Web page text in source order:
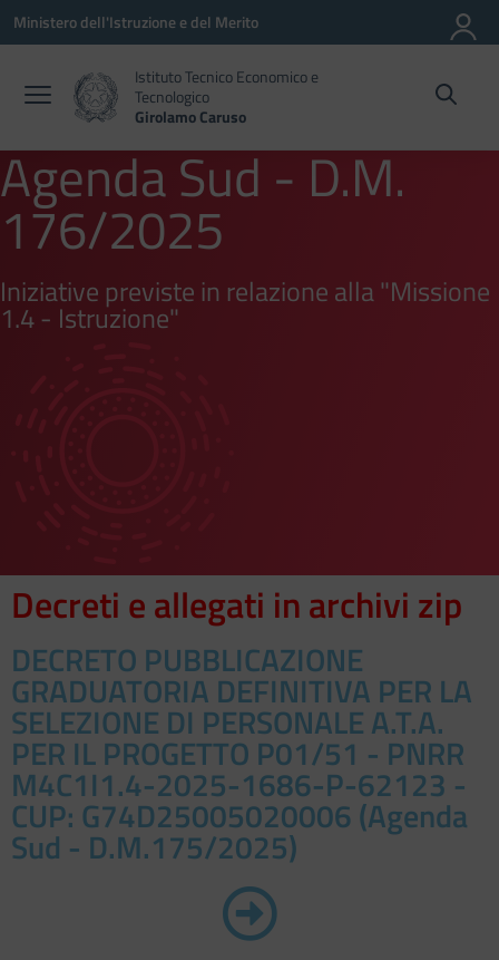
Vai ai contenuti
Vai al menu di navigazione
Vai al footer
Ministero dell'Istruzione e del Merito
Istituto Tecnico Economico e
Tecnologico
Girolamo Caruso
Agenda Sud - D.M.
176/2025
Iniziative previste in relazione alla "Missione
1.4 - Istruzione"
Decreti e allegati in archivi zip
DECRETO PUBBLICAZIONE
GRADUATORIA DEFINITIVA PER LA
SELEZIONE DI PERSONALE A.T.A.
PER IL PROGETTO P01/51 - PNRR
M4C1I1.4-2025-1686-P-62123 -
CUP: G74D25005020006 (Agenda
Sud - D.M.175/2025)